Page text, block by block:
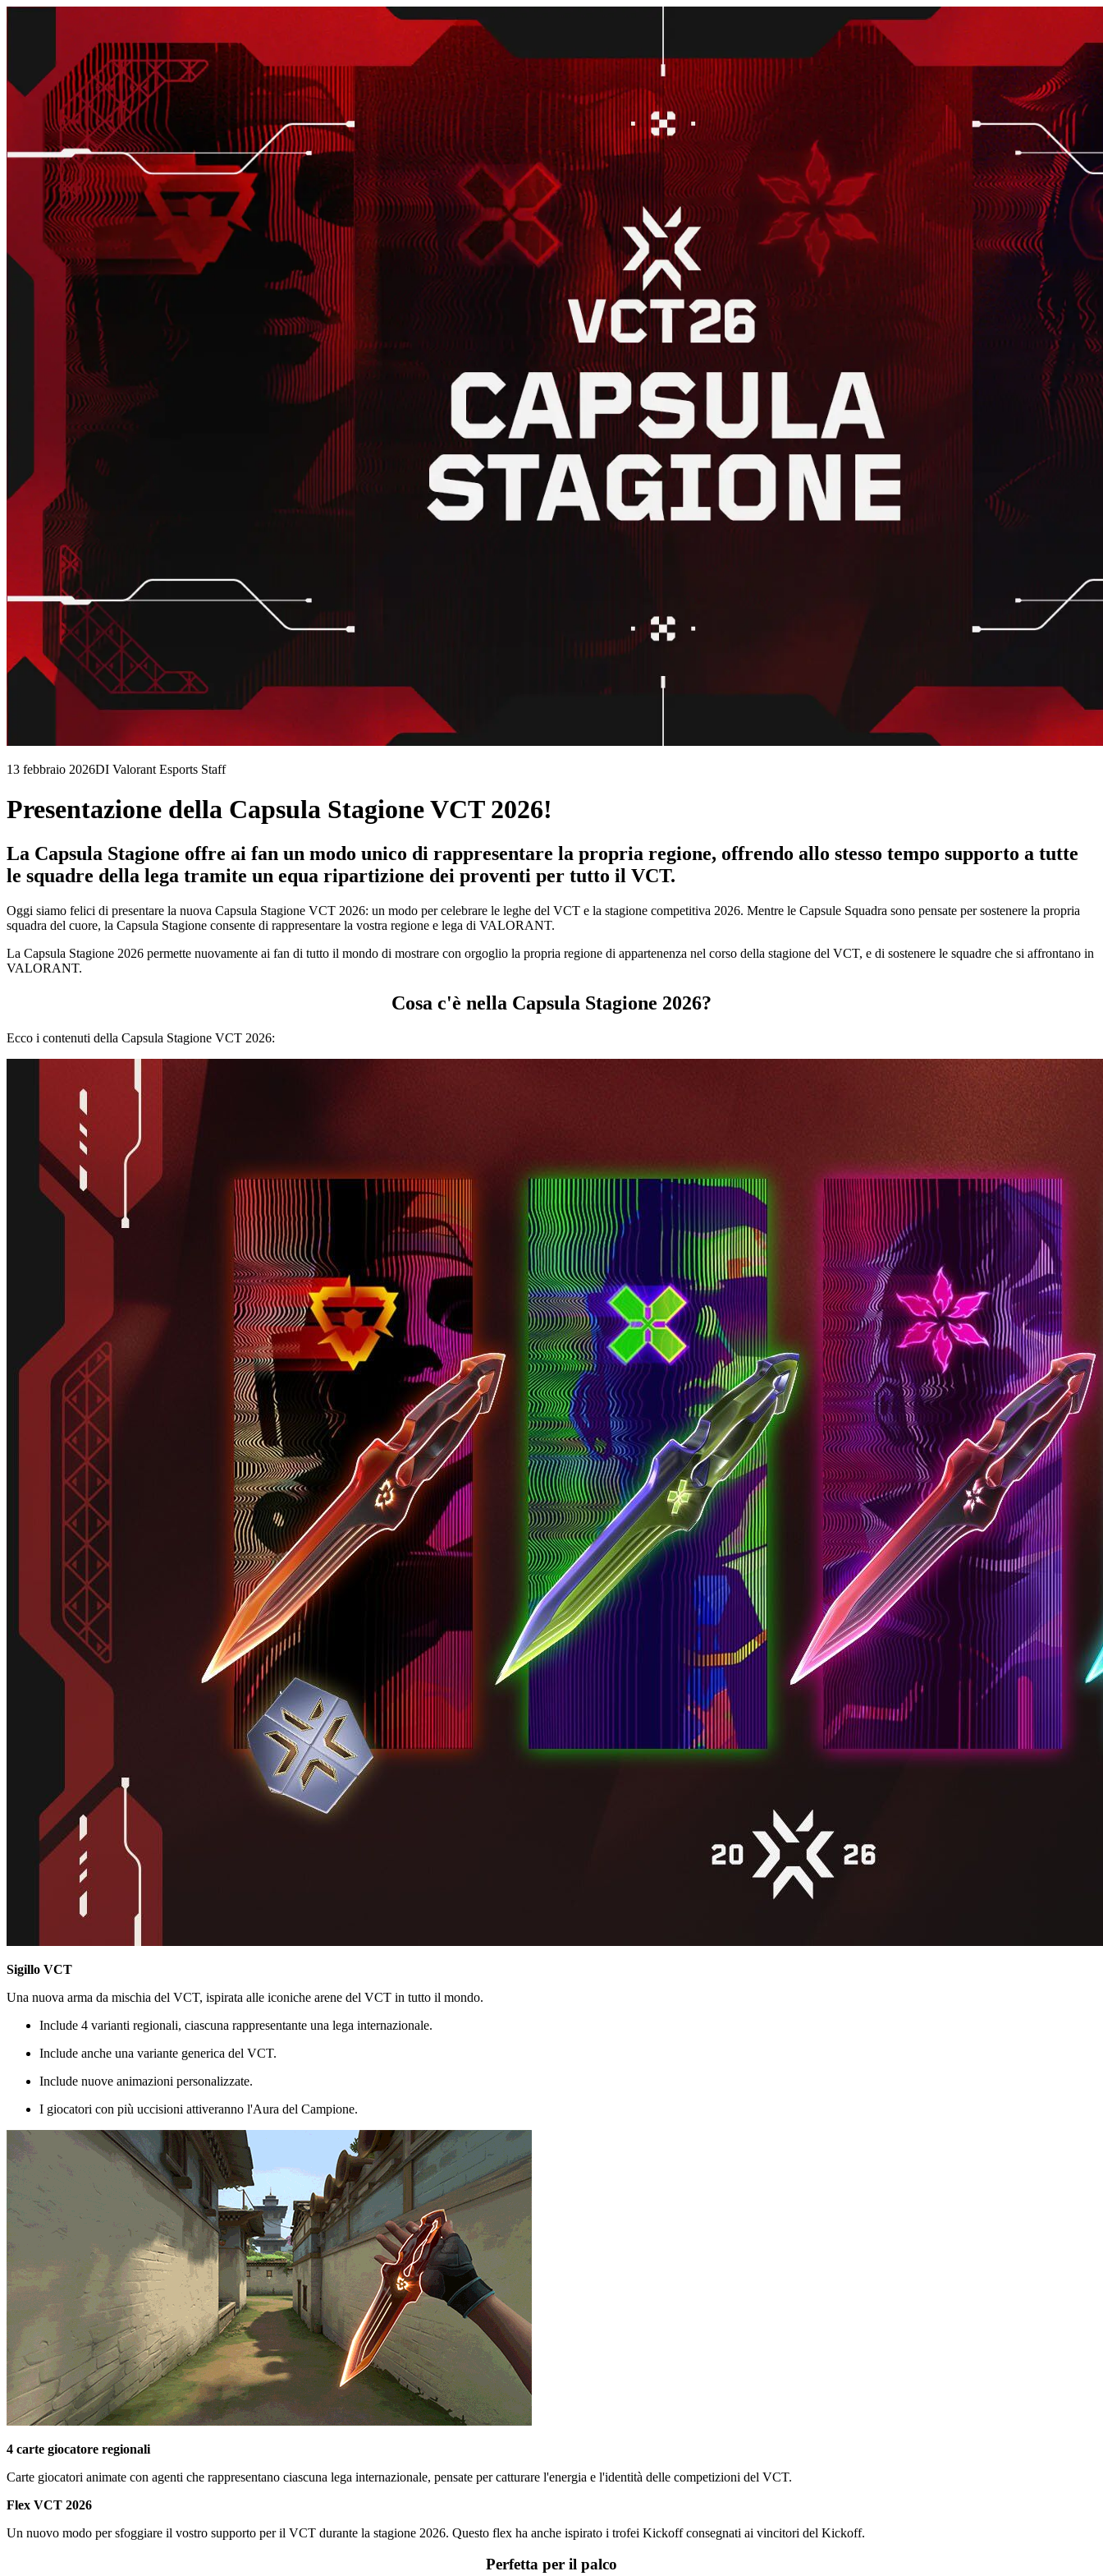
13 febbraio 2026DI Valorant Esports Staff
Presentazione della Capsula Stagione VCT 2026!
La Capsula Stagione offre ai fan un modo unico di rappresentare la propria regione, offrendo allo stesso tempo supporto a tutte
le squadre della lega tramite un equa ripartizione dei proventi per tutto il VCT.
Oggi siamo felici di presentare la nuova Capsula Stagione VCT 2026: un modo per celebrare le leghe del VCT e la stagione competitiva 2026. Mentre le Capsule Squadra sono pensate per sostenere la propria
squadra del cuore, la Capsula Stagione consente di rappresentare la vostra regione e lega di VALORANT.
La Capsula Stagione 2026 permette nuovamente ai fan di tutto il mondo di mostrare con orgoglio la propria regione di appartenenza nel corso della stagione del VCT, e di sostenere le squadre che si affrontano in
VALORANT.
Cosa c'è nella Capsula Stagione 2026?
Ecco i contenuti della Capsula Stagione VCT 2026:
Sigillo VCT
Una nuova arma da mischia del VCT, ispirata alle iconiche arene del VCT in tutto il mondo.
Include 4 varianti regionali, ciascuna rappresentante una lega internazionale.
Include anche una variante generica del VCT.
Include nuove animazioni personalizzate.
I giocatori con più uccisioni attiveranno l'Aura del Campione.
4 carte giocatore regionali
Carte giocatori animate con agenti che rappresentano ciascuna lega internazionale, pensate per catturare l'energia e l'identità delle competizioni del VCT.
Flex VCT 2026
Un nuovo modo per sfoggiare il vostro supporto per il VCT durante la stagione 2026. Questo flex ha anche ispirato i trofei Kickoff consegnati ai vincitori del Kickoff.
Perfetta per il palco